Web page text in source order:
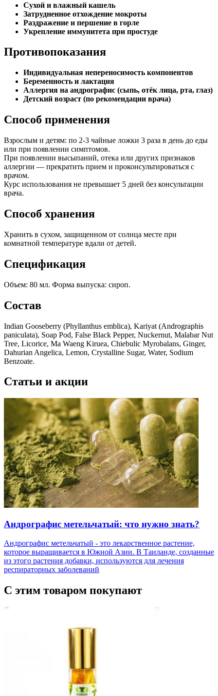
Сухой и влажный кашель
Затрудненное отхождение мокроты
Раздражение и першение в горле
Укрепление иммунитета при простуде
Противопоказания
Индивидуальная непереносимость компонентов
Беременность и лактация
Аллергия на андрографис (сыпь, отёк лица, рта, глаз)
Детский возраст (по рекомендации врача)
Способ применения
Взрослым и детям: по 2-3 чайные ложки 3 раза в день до еды
или при появлении симптомов.
При появлении высыпаний, отека или других признаков
аллергии — прекратить прием и проконсультироваться с
врачом.
Курс использования не превышает 5 дней без консультации
врача.
Способ хранения
Хранить в сухом, защищенном от солнца месте при
комнатной температуре вдали от детей.
Спецификация
Объем: 80 мл. Форма выпуска: сироп.
Состав
Indian Gooseberry (Phyllanthus emblica), Kariyat (Andrographis
paniculata), Soap Pod, False Black Pepper, Nuckernut, Malabar Nut
Tree, Licorice, Ma Waeng Kiruea, Chiebulic Myrobalans, Ginger,
Dahurian Angelica, Lemon, Crystalline Sugar, Water, Sodium
Benzoate.
Статьи и акции
Андрографис метельчатый: что нужно знать?
Андрографис метельчатый - это лекарственное растение,
которое выращивается в Южной Азии. В Таиланде, созданные
из этого растения добавки, используются для лечения
респираторных заболеваний
С этим товаром покупают